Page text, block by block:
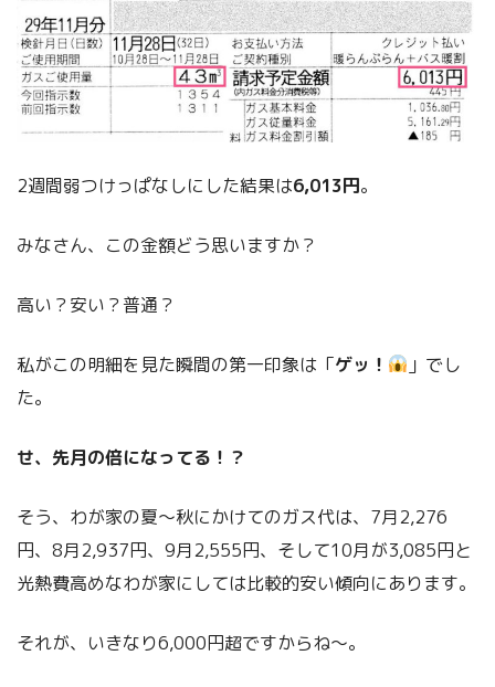
2週間弱つけっぱなしにした結果は6,013円。
みなさん、この金額どう思いますか？
高い？安い？普通？
私がこの明細を見た瞬間の第一印象は「ゲッ！
」でし
た。
せ、先月の倍になってる！？
そう、わが家の夏～秋にかけてのガス代は、7月2,276
円、8月2,937円、9月2,555円、そして10月が3,085円と
光熱費高めなわが家にしては比較的安い傾向にあります。
それが、いきなり6,000円超ですからね～。